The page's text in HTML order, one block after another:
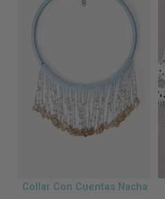
Collar Con Cuentas Nacha